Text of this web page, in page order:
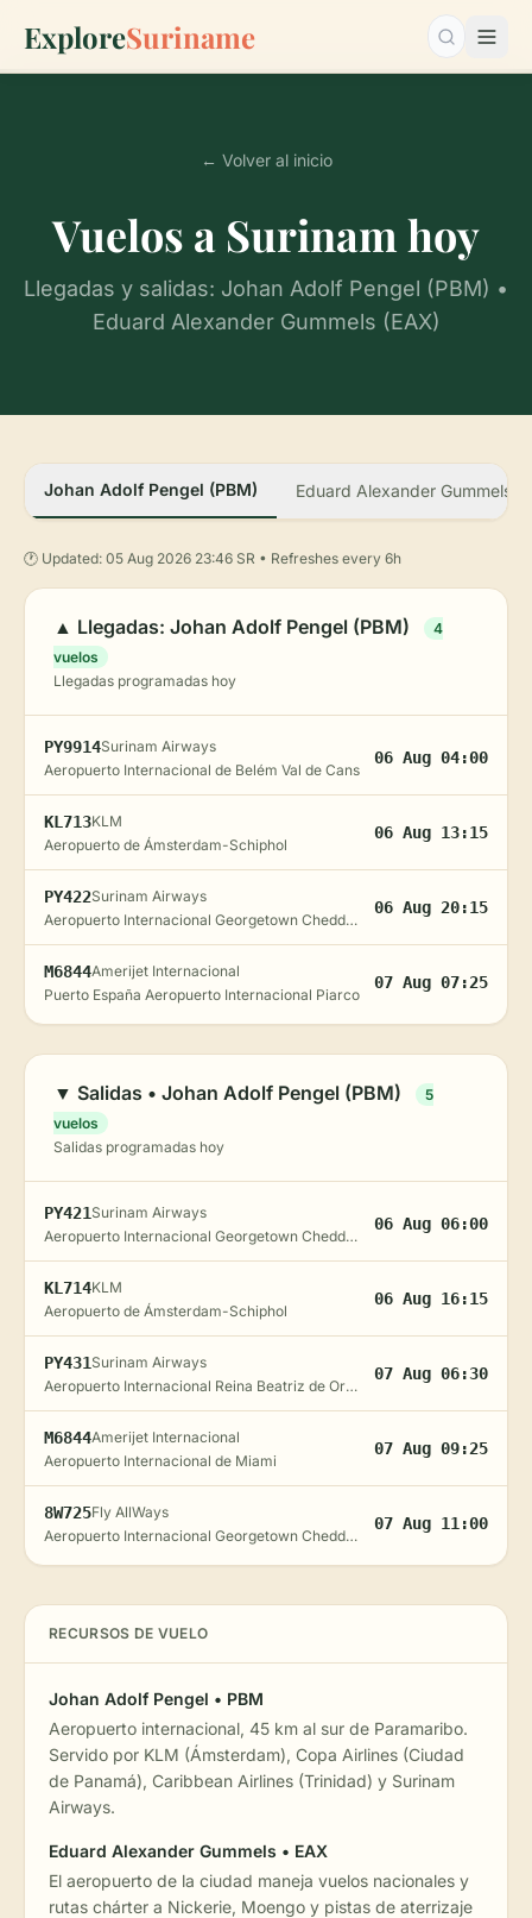
ExploreSuriname Buscar…
← Volver al inicio
Vuelos a Surinam hoy
Llegadas y salidas: Johan Adolf Pengel (PBM) •
Eduard Alexander Gummels (EAX)
Johan Adolf Pengel (PBM) Eduard Alexander Gummels
🕐 Updated: 05 Aug 2026 23:46 SR • Refreshes every 6h
▲ Llegadas: Johan Adolf Pengel (PBM)
4
vuelos
Llegadas programadas hoy
PY9914Surinam Airways
Aeropuerto Internacional de Belém Val de Cans
06 Aug 04:00
KL713KLM
Aeropuerto de Ámsterdam-Schiphol
06 Aug 13:15
PY422Surinam Airways
Aeropuerto Internacional Georgetown Cheddi Jagan
06 Aug 20:15
M6844Amerijet Internacional
Puerto España Aeropuerto Internacional Piarco
07 Aug 07:25
▼ Salidas • Johan Adolf Pengel (PBM)
5
vuelos
Salidas programadas hoy
PY421 Surinam Airways
Aeropuerto Internacional Georgetown Cheddi Jagan
06 Aug 06:00
KL714KLM
Aeropuerto de Ámsterdam-Schiphol
06 Aug 16:15
PY431 Surinam Airways
Aeropuerto Internacional Reina Beatriz de Oranjestad
07 Aug 06:30
M6844Amerijet Internacional
Aeropuerto Internacional de Miami
07 Aug 09:25
8W725Fly AllWays
Aeropuerto Internacional Georgetown Cheddi Jagan
07 Aug 11:00
RECURSOS DE VUELO
Johan Adolf Pengel • PBM
Aeropuerto internacional, 45 km al sur de Paramaribo.
Servido por KLM (Ámsterdam), Copa Airlines (Ciudad
de Panamá), Caribbean Airlines (Trinidad) y Surinam
Airways.
Eduard Alexander Gummels • EAX
El aeropuerto de la ciudad maneja vuelos nacionales y
rutas chárter a Nickerie, Moengo y pistas de aterrizaje